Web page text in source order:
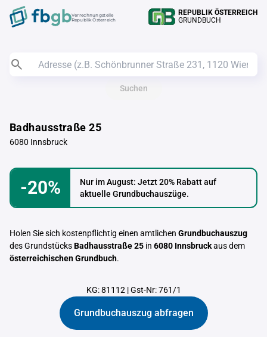
Verrechnungstelle
Republik Österreich
REPUBLIK ÖSTERREICH
GRUNDBUCH
Suchen
Badhausstraße 25
6080 Innsbruck
-20%
Nur im August: Jetzt 20% Rabatt auf
aktuelle Grundbuchauszüge.
Holen Sie sich kostenpflichtig einen amtlichen Grundbuchauszug
des GrundstücksBadhausstraße 25 in 6080 Innsbruckaus dem
österreichischen Grundbuch.
KG: 81112 |Gst-Nr: 761/1
Grundbuchauszug abfragen